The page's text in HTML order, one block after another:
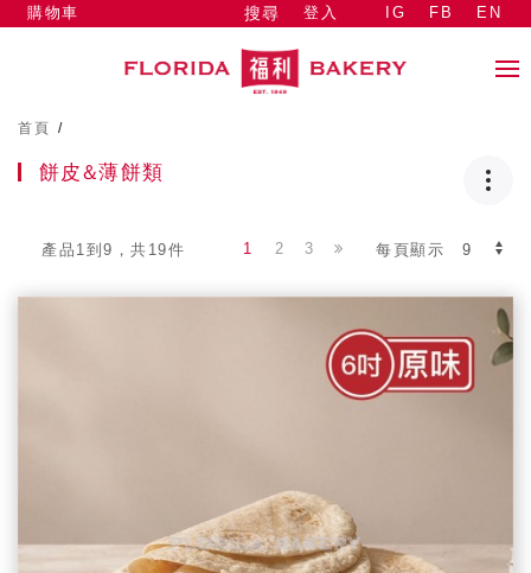
搜尋 登入
購物車 IG FB EN
首頁 /
餅皮&薄餅類
產品1到9，共19件 每頁顯示
1 2 3